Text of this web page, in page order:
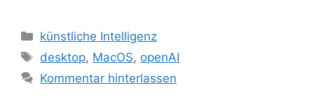
Kategorien
künstliche Intelligenz
Schlagwörter
desktop, MacOS, openAI
Kommentar hinterlassen